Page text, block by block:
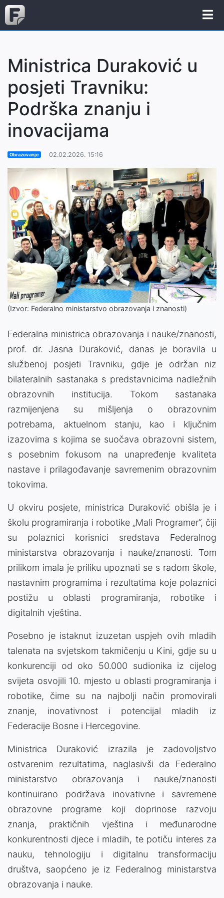
Ministrica Duraković u
posjeti Travniku:
Podrška znanju i
inovacijama
Obrazovanje 02.02.2026. 15:16
(Izvor: Federalno ministarstvo obrazovanja i znanosti)
Federalna ministrica obrazovanja i nauke/znanosti,
prof. dr. Jasna Duraković, danas je boravila u
službenoj posjeti Travniku, gdje je održan niz
bilateralnih sastanaka s predstavnicima nadležnih
obrazovnih institucija. Tokom sastanaka
razmijenjena su mišljenja o obrazovnim
potrebama, aktuelnom stanju, kao i ključnim
izazovima s kojima se suočava obrazovni sistem,
s posebnim fokusom na unapređenje kvaliteta
nastave i prilagođavanje savremenim obrazovnim
tokovima.
U okviru posjete, ministrica Duraković obišla je i
školu programiranja i robotike „Mali Programer“, čiji
su polaznici korisnici sredstava Federalnog
ministarstva obrazovanja i nauke/znanosti. Tom
prilikom imala je priliku upoznati se s radom škole,
nastavnim programima i rezultatima koje polaznici
postižu u oblasti programiranja, robotike i
digitalnih vještina.
Posebno je istaknut izuzetan uspjeh ovih mladih
talenata na svjetskom takmičenju u Kini, gdje su u
konkurenciji od oko 50.000 sudionika iz cijelog
svijeta osvojili 10. mjesto u oblasti programiranja i
robotike, čime su na najbolji način promovirali
znanje, inovativnost i potencijal mladih iz
Federacije Bosne i Hercegovine.
Ministrica Duraković izrazila je zadovoljstvo
ostvarenim rezultatima, naglasivši da Federalno
ministarstvo obrazovanja i nauke/znanosti
kontinuirano podržava inovativne i savremene
obrazovne programe koji doprinose razvoju
znanja, praktičnih vještina i međunarodne
konkurentnosti djece i mladih, te potiču interes za
nauku, tehnologiju i digitalnu transformaciju
društva, saopćeno je iz Federalnog ministarstva
obrazovanja i nauke.